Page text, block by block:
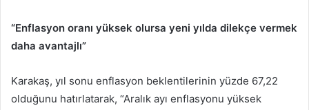
“Enflasyon oranı yüksek olursa yeni yılda dilekçe vermek
daha avantajlı”
Karakaş, yıl sonu enflasyon beklentilerinin yüzde 67,22
olduğunu hatırlatarak, “Aralık ayı enflasyonu yüksek